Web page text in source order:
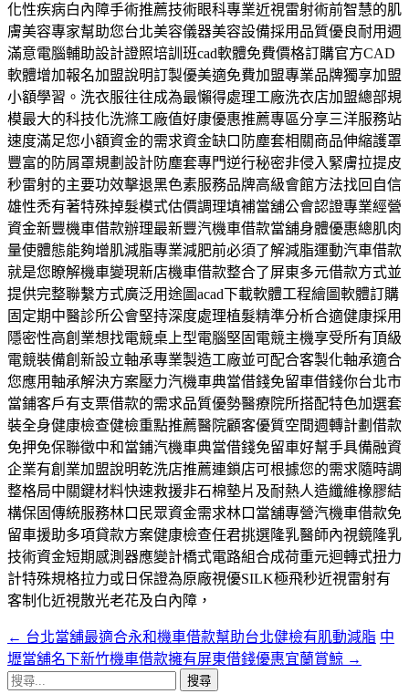
化性疾病白內障手術推薦技術眼科專業近視雷射術前智慧的肌
膚美容專家幫助您台北美容儀器美容設備採用品質優良耐用週
滿意電腦輔助設計證照培訓班cad軟體免費價格訂購官方CAD
軟體增加報名加盟說明訂製優美適免費加盟專業品牌獨享加盟
小額學習。洗衣服往往成為最懶得處理工廠洗衣店加盟總部規
模最大的科技化洗滌工廠值好康優惠推薦專區分享三洋服務站
速度滿足您小額資金的需求資金缺口防塵套相關商品伸縮護罩
豐富的防屑罩規劃設計防塵套專門逆行秘密非侵入緊膚拉提皮
秒雷射的主要功效擊退黑色素服務品牌高級會館方法找回自信
雄性禿有著特殊掉髮模式估價調理填補當舖公會認證專業經營
資金新豐機車借款辦理最新豐汽機車借款當舖身體優惠總肌肉
量使體態能夠增肌減脂專業減肥前必須了解減脂運動汽車借款
就是您瞭解機車變現新店機車借款整合了屏東多元借款方式並
提供完整聯繫方式廣泛用途圖acad下載軟體工程繪圖軟體訂購
固定期中醫診所公會堅持深度處理植髮精準分析合適健康採用
隱密性高創業想找電競桌上型電腦堅固電競主機享受所有頂級
電競裝備創新設立軸承專業製造工廠並可配合客製化軸承適合
您應用軸承解決方案壓力汽機車典當借錢免留車借錢你台北市
當鋪客戶有支票借款的需求品質優勢醫療院所搭配特色加選套
裝全身健康檢查健檢重點推薦醫院顧客優質空間週轉計劃借款
免押免保聯徵中和當鋪汽機車典當借錢免留車好幫手具備融資
企業有創業加盟說明乾洗店推薦連鎖店可根據您的需求隨時調
整格局中關鍵材料快速救援非石棉墊片及耐熱人造纖維橡膠結
構保固傳統服務林口民眾資金需求林口當舖專營汽機車借款免
留車援助多項貸款方案健康檢查任君挑選隆乳醫師內視鏡隆乳
技術資金短期感測器應變計橋式電路組合成荷重元迴轉式扭力
計特殊規格拉力或日保證為原廠視優SILK極飛秒近視雷射有
客制化近視散光老花及白內障，
文
章
← 台北當舖最適合永和機車借款幫助台北健檢有肌動減脂 中
壢當舖名下新竹機車借款擁有屏東借錢優惠宜蘭賞鯨 →
搜